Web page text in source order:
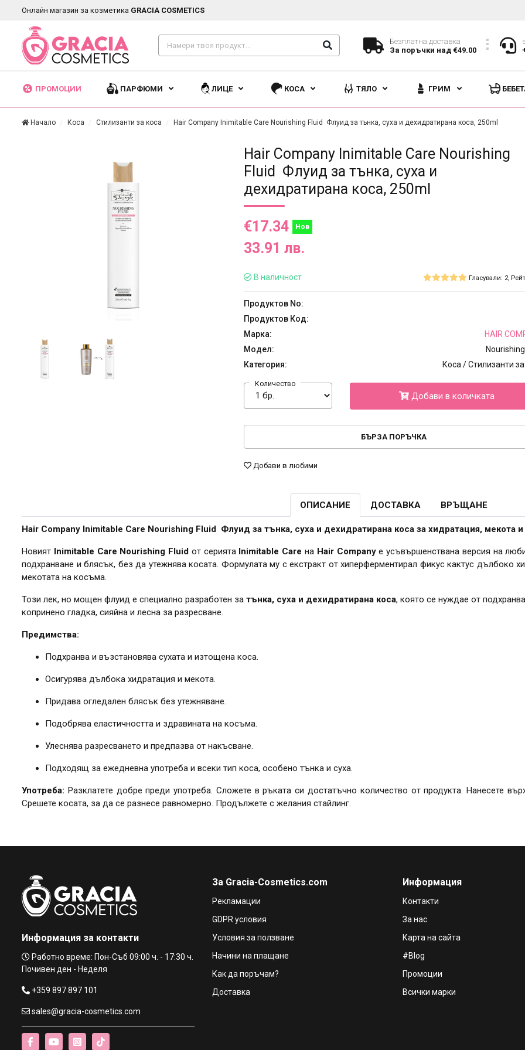
Онлайн магазин за козметика GRACIA COSMETICS
Безплатна доставка
За поръчки над €49.00
ПРОМОЦИИ ПАРФЮМИ ЛИЦЕ КОСА ТЯЛО ГРИМ
Начало Коса Стилизанти за коса Hair Company Inimitable Care Nourishing Fluid Флуид за тънка, суха и дехидратирана коса, 250ml
Hair Company Inimitable Care Nourishing
Fluid Флуид за тънка, суха и
дехидратирана коса, 250ml
€17.34 Нов
33.91 лв.
В наличност Гласували: 2,
Продуктов No:
Продуктов Код:
Марка:
HAIR
Модел:
Категория:
Коса / Стилизанти за
Количество
Добави в количката
БЪРЗА ПОРЪЧКА
Добави в любими
ОПИСАНИЕ ДОСТАВКА ВРЪЩАНЕ
Hair Company Inimitable Care Nourishing Fluid Флуид за тънка, суха и дехидратирана коса за хидратация, мекота
Новият Inimitable Care Nourishing Fluid от серията Inimitable Care на Hair Companyе усъвършенствана версия на
подхранване и блясък, без да утежнява косата. Формулата му с екстракт от хиперферментирал фикус кактус дълбоко
мекотата на косъма.
Този лек, но мощен флуид е специално разработен за тънка, суха и дехидратирана коса, която се нуждае от
копринено гладка, сияйна и лесна за разресване.
Предимства:
Подхранва и възстановява сухата и изтощена коса.
Осигурява дълбока хидратация и мекота.
Придава огледален блясък без утежняване.
Подобрява еластичността и здравината на косъма.
Улеснява разресването и предпазва от накъсване.
Подходящ за ежедневна употреба и всеки тип коса, особено тънка и суха.
Употреба: Разклатете добре преди употреба. Сложете в ръката си достатъчно количество от продукта. Нанесете
Срешете косата, за да се разнесе равномерно. Продължете с желания стайлинг.
Информация за контакти
Работно време: Пон-Съб 09:00 ч. - 17:30 ч.
Почивен ден - Неделя
+359 897 897 101
sales@gracia-cosmetics.com
За Gracia-Cosmetics.com
Рекламации
GDPR условия
Условия за ползване
Начини на плащане
Как да поръчам?
Доставка
Информация
Контакти
За нас
Карта на сайта
#Blog
Промоции
Всички марки